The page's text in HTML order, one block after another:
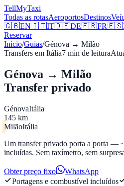
TellMyTaxi
Todas as rotasAeroportosDestinos
🇬🇧EN🇮🇹IT🇩🇪DE🇫🇷FR🇪🇸
Reservar
Início/Guias/Génova → Milão
Transfers em Itália7 min de leitura
Génova → Milão
Transfer privado
GénovaItália
145 km
MilãoItália
Um transfer privado porta a porta —
incluídas. Sem taxímetro, sem
Obter preço fixo
WhatsApp
Portagens e combustível incluídos